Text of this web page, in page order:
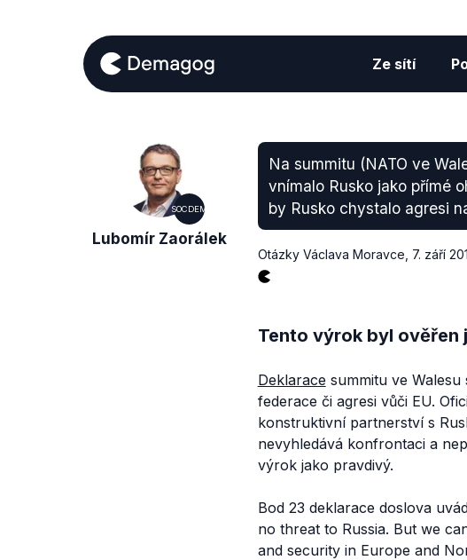
Ze sítí
SOCDEM
Lubomír Zaorálek
Na summitu (NATO ve
vnímalo Rusko jako přímé
by Rusko chystalo agresi
Otázky Václava Moravce 7. září
Tento výrok byl ověřen
Deklarace summitu ve
federace či agresi vůči EU.
konstruktivní partnerství s
nevyhledává konfrontaci a
výrok jako pravdivý.
Bod 23 deklarace doslova
no threat to Russia. But we
and security in Europe and